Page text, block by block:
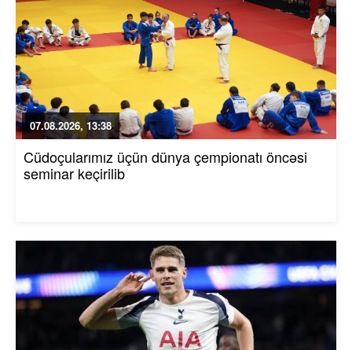
07.08.2026, 13:38
Cüdoçularımız üçün dünya çempionatı öncəsi
seminar keçirilib